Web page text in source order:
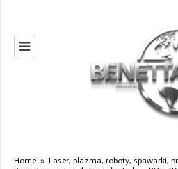
Home » Laser, plazma, roboty, spawarki,